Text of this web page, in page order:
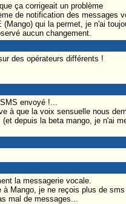
ça corrigeait un problème
de notification des messages
qui la permet, je n'ai
aucun changement.
des opérateurs différents !
envoyé !...
à que la voix sensuelle nous
depuis la beta mango, je n'ai
la messagerie vocale.
Mango, je ne reçois plus de
mal de messages...